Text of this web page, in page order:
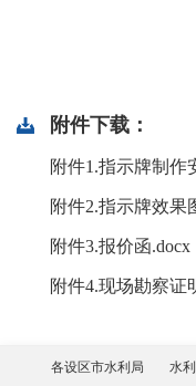
附件下载：
附件1.指示牌制作
附件2.指示牌效果
附件3.报价函.docx
附件4.现场勘察证
各设区市水利局 水